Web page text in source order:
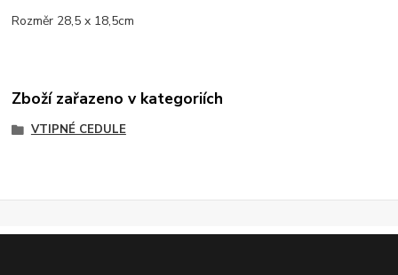
Rozměr 28,5 x 18,5cm
Zboží zařazeno v kategoriích
VTIPNÉ CEDULE